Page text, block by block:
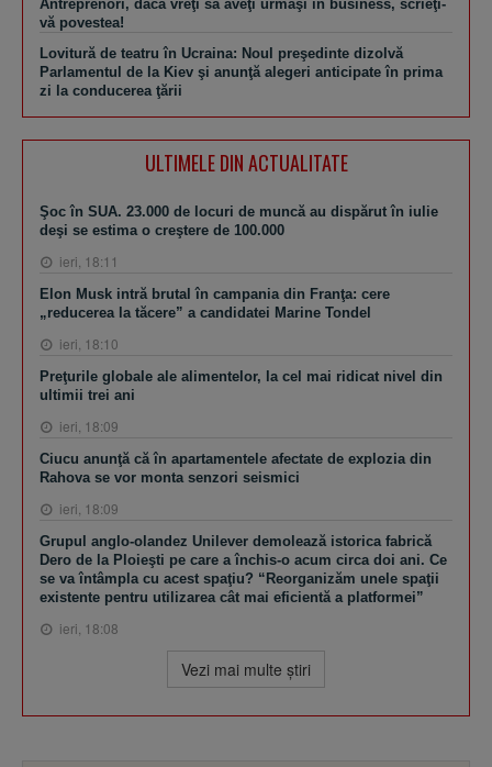
Antreprenori, dacă vreţi să aveţi urmaşi în business, scrieţi-
vă povestea!
Lovitură de teatru în Ucraina: Noul preşedinte dizolvă
Parlamentul de la Kiev şi anunţă alegeri anticipate în prima
zi la conducerea ţării
ULTIMELE DIN ACTUALITATE
Şoc în SUA. 23.000 de locuri de muncă au dispărut în iulie
deşi se estima o creştere de 100.000
ieri, 18:11
Elon Musk intră brutal în campania din Franţa: cere
„reducerea la tăcere” a candidatei Marine Tondel
ieri, 18:10
Preţurile globale ale alimentelor, la cel mai ridicat nivel din
ultimii trei ani
ieri, 18:09
Ciucu anunţă că în apartamentele afectate de explozia din
Rahova se vor monta senzori seismici
ieri, 18:09
Grupul anglo-olandez Unilever demolează istorica fabrică
Dero de la Ploieşti pe care a închis-o acum circa doi ani. Ce
se va întâmpla cu acest spaţiu? “Reorganizăm unele spaţii
existente pentru utilizarea cât mai eficientă a platformei”
ieri, 18:08
Vezi mai multe ştiri